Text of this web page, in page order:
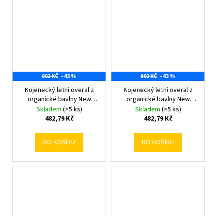
862 KČ –43 %
Kojenecký letní overal z
organické bavlny New
Baby Olivy 68 (4-6m)
Skladem (>5 ks)
482,79 Kč
DO KOŠÍKU
862 KČ –43 %
Kojenecký letní overal z
organické bavlny New
Baby Olivy 74 (6-9m)
Skladem (>5 ks)
482,79 Kč
DO KOŠÍKU